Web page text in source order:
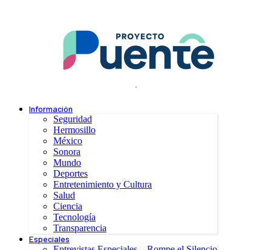
.
Información
Seguridad
Hermosillo
México
Sonora
Mundo
Deportes
Entretenimiento y Cultura
Salud
Ciencia
Tecnología
Transparencia
Especiales